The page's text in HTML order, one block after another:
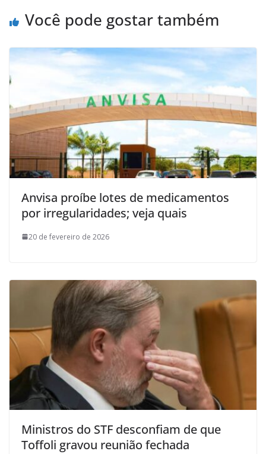
Você pode gostar também
Anvisa proíbe lotes de medicamentos
por irregularidades; veja quais
20 de fevereiro de 2026
Ministros do STF desconfiam de que
Toffoli gravou reunião fechada